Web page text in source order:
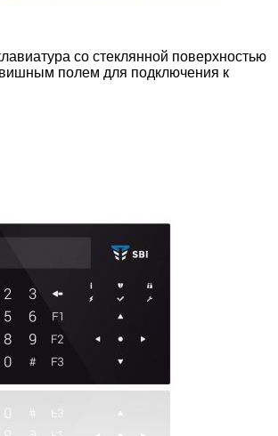
со стеклянной поверхностью
полем для подключения к